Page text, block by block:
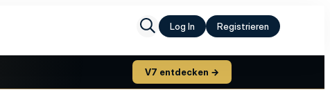
Log In Registrieren
V7 entdecken →